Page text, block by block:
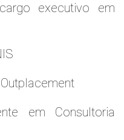
executivo em
em Consultoria